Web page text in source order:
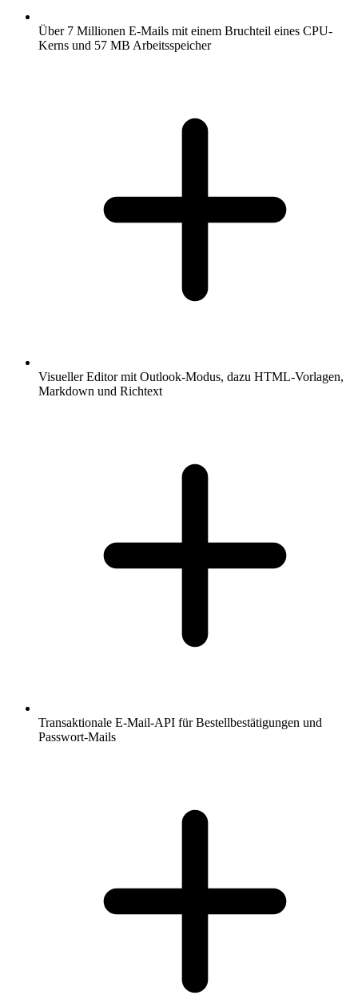
Über 7 Millionen E-Mails mit einem Bruchteil eines CPU-
Kerns und 57 MB Arbeitsspeicher
Visueller Editor mit Outlook-Modus, dazu HTML-Vorlagen,
Markdown und Richtext
Transaktionale E-Mail-API für Bestellbestätigungen und
Passwort-Mails